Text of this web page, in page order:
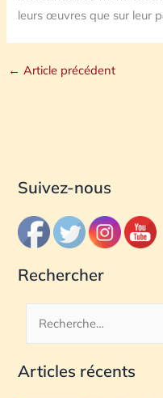
leurs œuvres que sur leur
← Article précédent
Suivez-nous
Rechercher
c
Articles récents